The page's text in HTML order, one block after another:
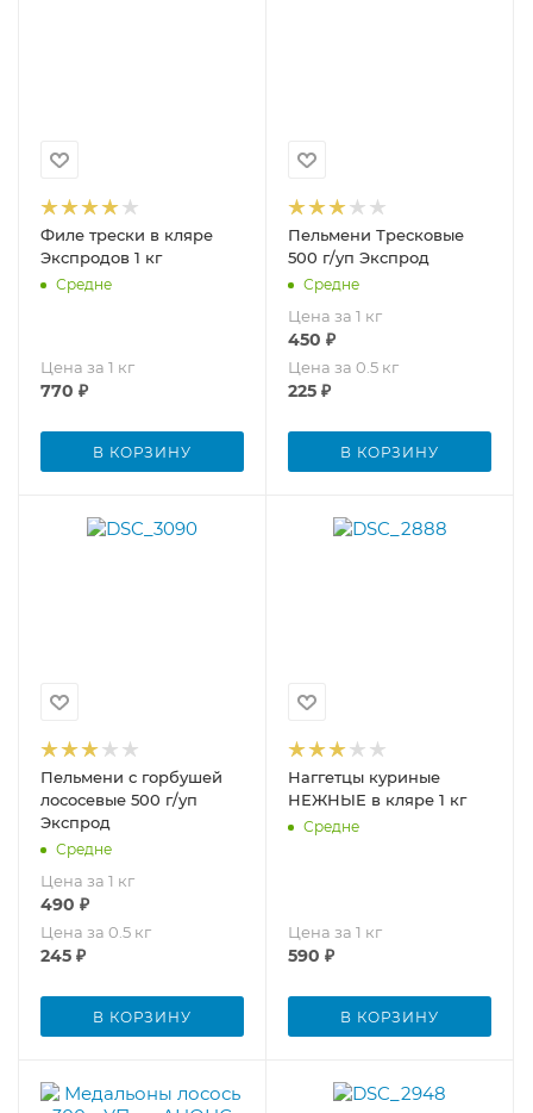
Филе трески в кляре
Экспродов 1 кг
Средне
Цена за 1 кг
770 ₽
В КОРЗИНУ
Пельмени Тресковые
500 г/уп Экспрод
Средне
Цена за 1 кг
450 ₽
Цена за 0.5 кг
225 ₽
В КОРЗИНУ
Пельмени с горбушей
лососевые 500 г/уп
Экспрод
Средне
Цена за 1 кг
490 ₽
Цена за 0.5 кг
245 ₽
В КОРЗИНУ
Наггетцы куриные
НЕЖНЫЕ в кляре 1 кг
Средне
Цена за 1 кг
590 ₽
В КОРЗИНУ